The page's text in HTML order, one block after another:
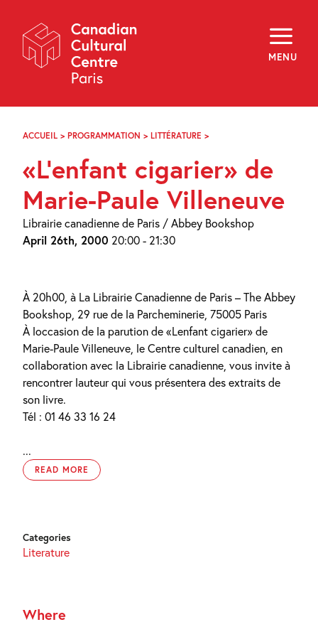
Navigation
MENU
About
Programming
Off-Site
Explore
Archives
i y
EN
ACCUEIL > PROGRAMMATION > LITTÉRATURE >
MARIE-
VILLENEUVE
«L’enfant cigarier» de
Marie-Paule Villeneuve
Librairie canadienne de Paris / Abbey Bookshop
April 26th, 2000 20:00 - 21:30
À 20h00, à La Librairie Canadienne de Paris – The Abbey
Bookshop, 29 rue de la Parcheminerie, 75005 Paris
À loccasion de la parution de «Lenfant cigarier» de
Marie-Paule Villeneuve, le Centre culturel canadien, en
collaboration avec la Librairie canadienne, vous invite à
rencontrer lauteur qui vous présentera des extraits de
son livre.
Tél : 01 46 33 16 24
...
READ MORE
Categories
Literature
Where